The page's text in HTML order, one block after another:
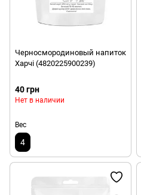
Черносмородиновый напиток
Харчі (4820225900239)
40 грн
Нет в наличии
Вес
4